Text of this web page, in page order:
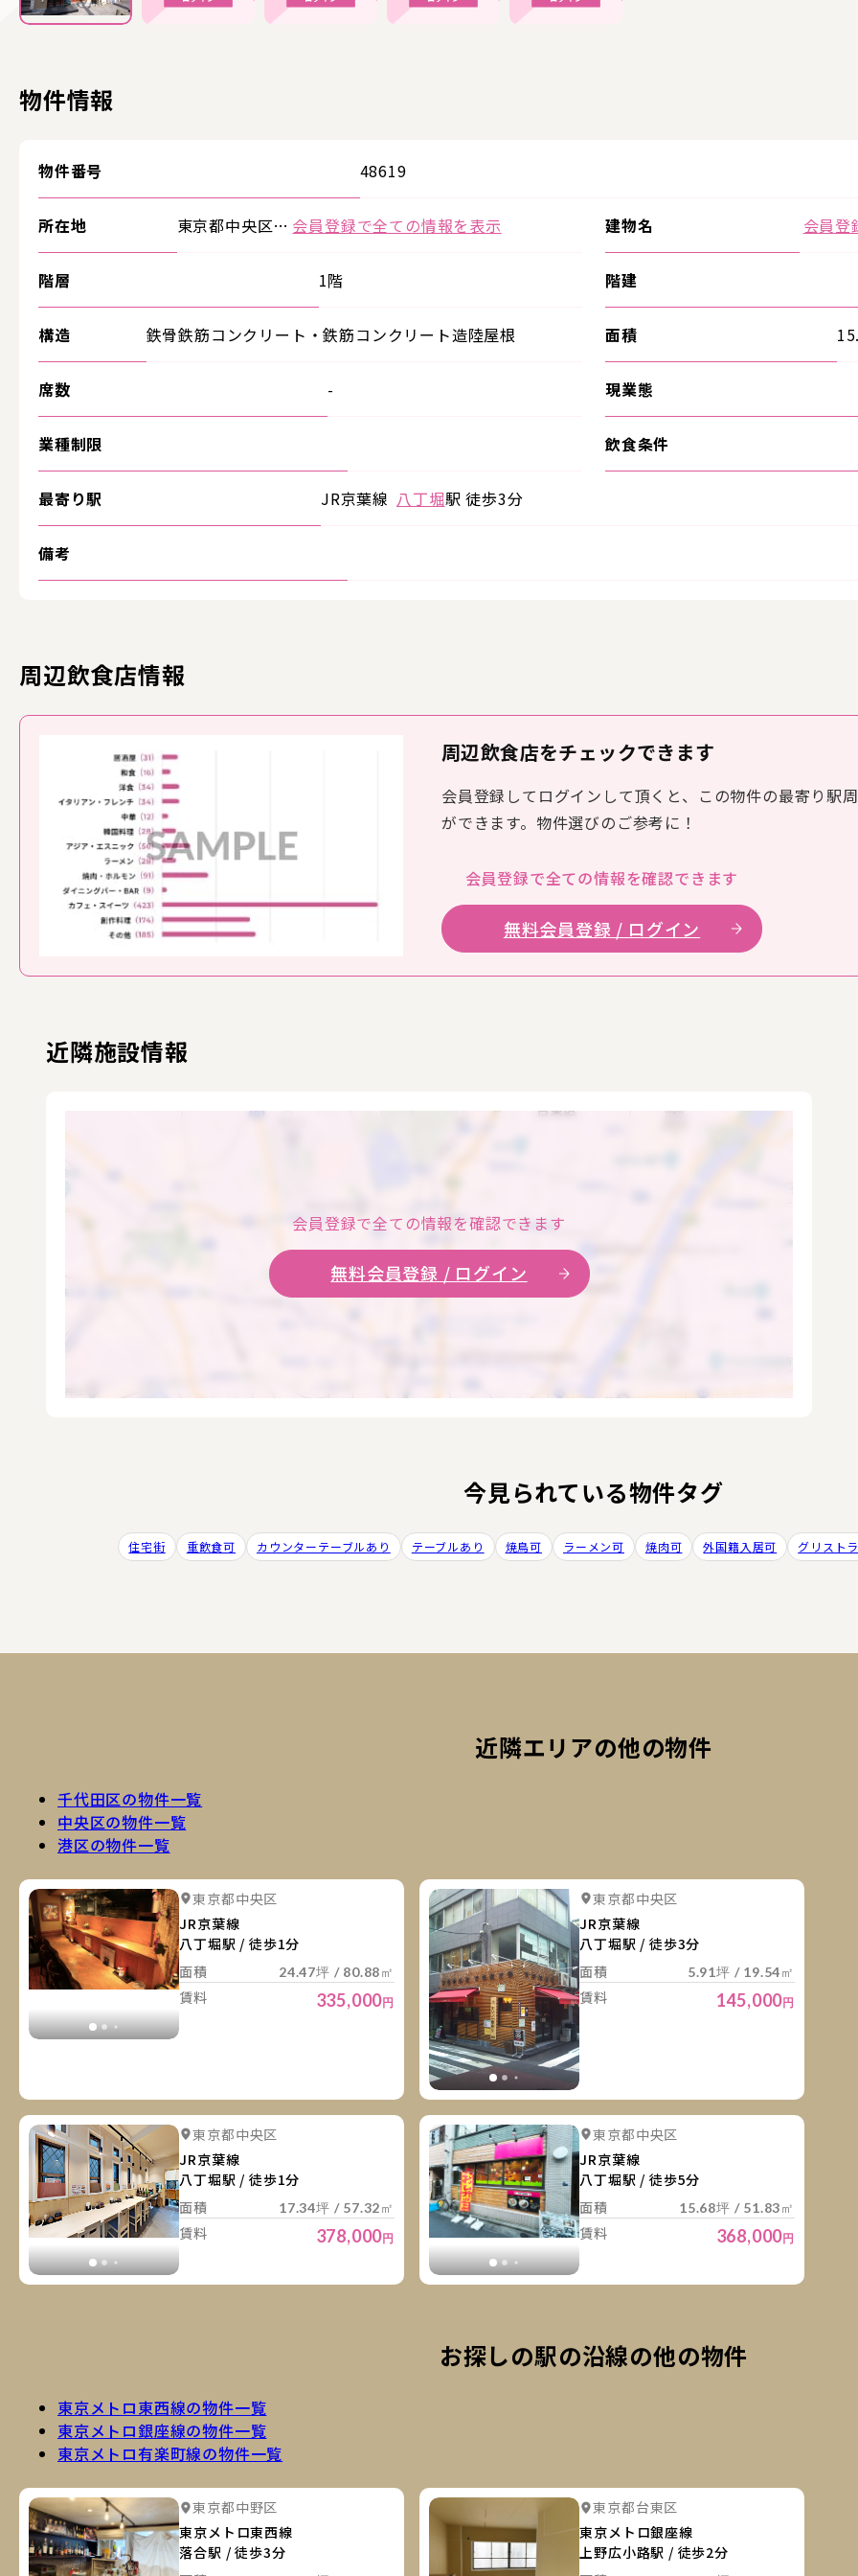
物件情報
物件番号 48619
所在地 東京都中央区… 会員登録で全ての情報を表示 建物名 会員登
階層 1階 階建
構造 鉄骨鉄筋コンクリート・鉄筋コンクリート造陸屋根 面積
席数 - 現業態
業種制限 飲食条件
最寄り駅 JR京葉線 八丁堀駅 徒歩3分
備考
周辺飲食店情報
周辺飲食店をチェックできます
会員登録してログインして頂くと、この物件の最寄り駅
ができます。物件選びのご参考に！
会員登録で全ての情報を確認できます
無料会員登録 / ログイン
近隣施設情報
会員登録で全ての情報を確認できます
無料会員登録 / ログイン
今見られている物件タグ
住宅街 重飲食可 カウンターテーブルあり テーブルあり 焼鳥可 ラーメン可 焼肉可 外国籍入居可 グリスト
近隣エリアの他の物件
千代田区の物件一覧
中央区の物件一覧
港区の物件一覧
詳細を見る 詳細を見る 詳細を見る
東京都中央区
JR京葉線
八丁堀駅 / 徒歩1分
面積
24.47坪 / 80.88㎡
賃料 335,000円
詳細を見る 詳細を見る
東京都中央区
JR京葉線
八丁堀駅 / 徒歩3分
面積
5.91坪 / 19.54㎡
賃料 145,000円
詳細を見る 詳細を見る 詳細を見る
東京都中央区
JR京葉線
八丁堀駅 / 徒歩1分
面積
17.34坪 / 57.32㎡
賃料 378,000円
詳細を見る 詳細を見る
東京都中央区
JR京葉線
八丁堀駅 / 徒歩5分
面積
15.68坪 / 51.83㎡
賃料 368,000円
お探しの駅の沿線の他の物件
東京メトロ東西線の物件一覧
東京メトロ銀座線の物件一覧
東京メトロ有楽町線の物件一覧
詳細を見る 詳細を見る 詳細を見る
東京都中野区
東京メトロ東西線
落合駅 / 徒歩3分
詳細を見る 詳細を見る
東京都台東区
東京メトロ銀座線
上野広小路駅 / 徒歩2分